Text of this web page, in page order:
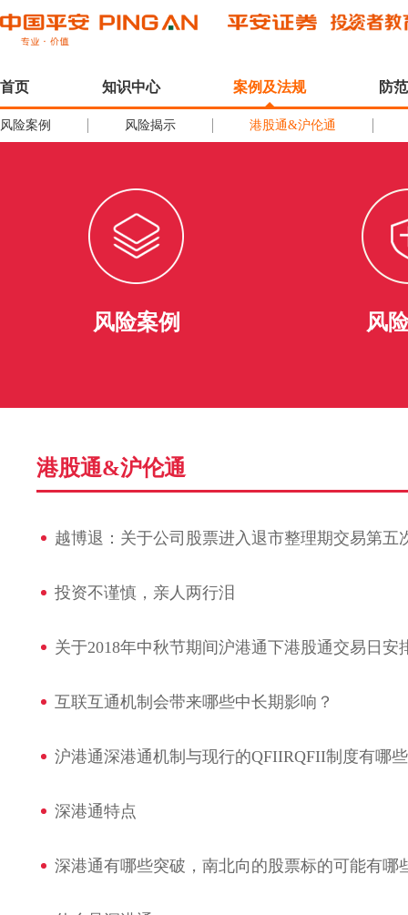
首页 知识中心 案例及法规
风险案例 风险揭示 港股通&沪伦通
防
风险案例 风
视频动画
港股通&沪伦通
越博退：关于公司股票进入退市整理期交易第五
投资不谨慎，亲人两行泪
关于2018年中秋节期间沪港通下港股通交易日安
互联互通机制会带来哪些中长期影响？
沪港通深港通机制与现行的QFIIRQFII制度有哪
深港通特点
深港通有哪些突破，南北向的股票标的可能有哪